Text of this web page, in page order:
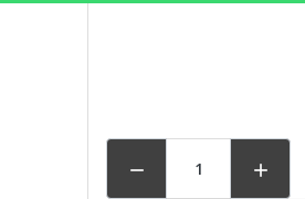
 